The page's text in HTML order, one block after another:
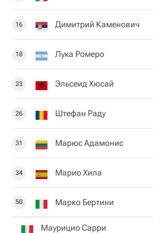
16 Димитрий Каменович
18 Лука Ромеро
23 Эльсеид Хюсай
26 Штефан Раду
31 Марюс Адамонис
34 Марио Хила
50 Марко Бертини
Маурицио Сарри